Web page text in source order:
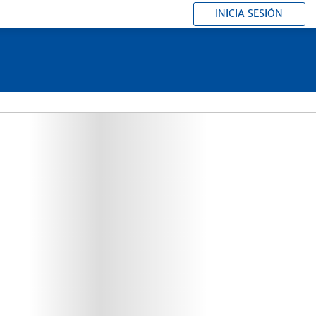
INICIA SESIÓN